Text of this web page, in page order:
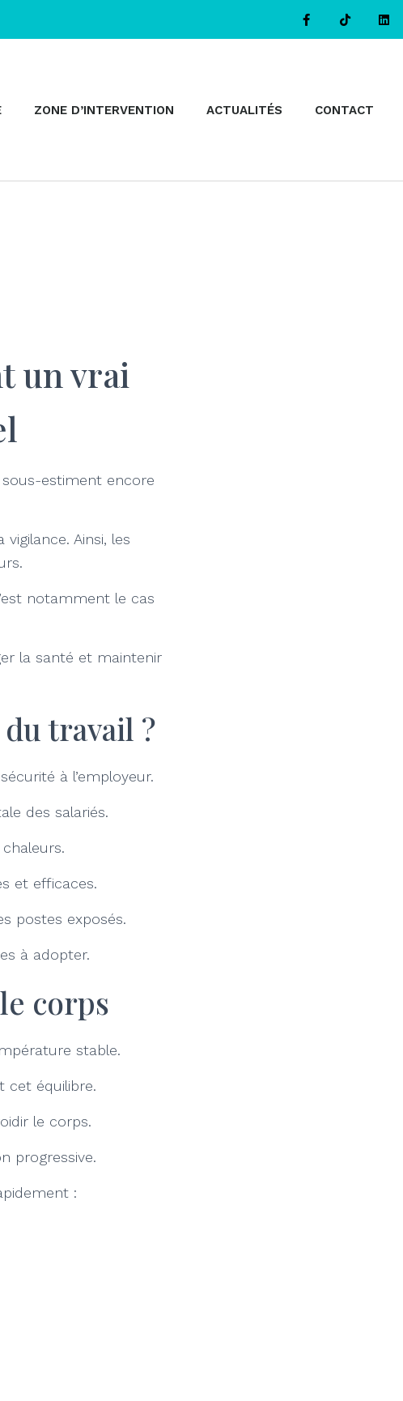
ZONE D’INTERVENTION ACTUALITÉS CONTACT
un vrai
estiment encore
Ainsi, les
notamment le cas
la santé et maintenir
du travail ?
à l’employeur.
des salariés.
et efficaces.
postes exposés.
à adopter.
corps
stable.
cet équilibre.
le corps.
progressive.
: